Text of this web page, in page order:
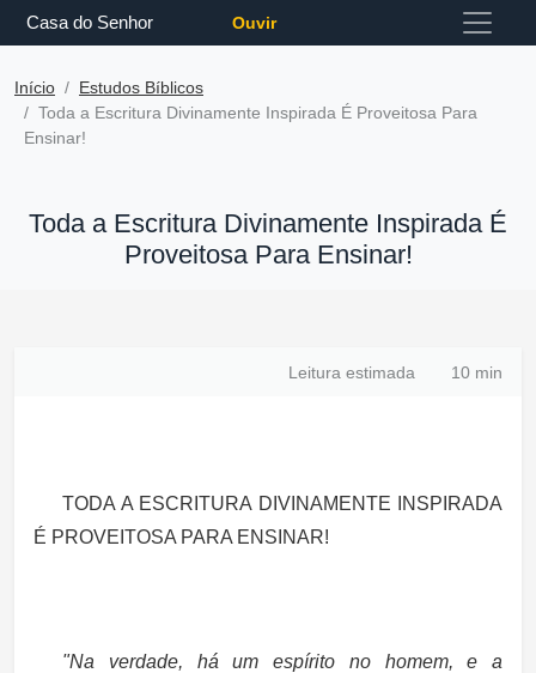
Casa do Senhor Ouvir
Início
Estudos Bíblicos
Toda a Escritura Divinamente Inspirada É Proveitosa Para
Ensinar!
Toda a Escritura Divinamente Inspirada É
Proveitosa Para Ensinar!
Leitura estimada 10 min
TODA A ESCRITURA DIVINAMENTE INSPIRADA
É PROVEITOSA PARA ENSINAR!
"Na verdade, há um espírito no homem, e a